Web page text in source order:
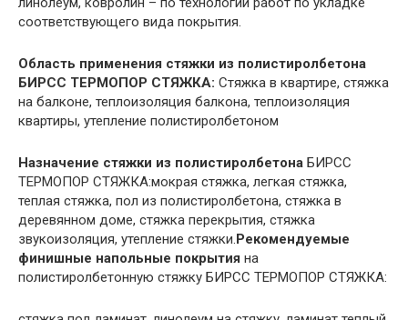
соответствующего вида покрытия.
Область применения стяжки из полистиролбетона
БИРСС ТЕРМОПОР СТЯЖКА: Стяжка в квартире, стяжка
на балконе, теплоизоляция балкона, теплоизоляция
квартиры, утепление полистиролбетоном
Назначение стяжки из полистиролбетона БИРСС
ТЕРМОПОР СТЯЖКА:мокрая стяжка, легкая стяжка,
теплая стяжка, пол из полистиролбетона, стяжка в
деревянном доме, стяжка перекрытия, стяжка
звукоизоляция, утепление стяжки.Рекомендуемые
финишные напольные покрытия на
полистиролбетонную стяжку БИРСС ТЕРМОПОР СТЯЖКА: